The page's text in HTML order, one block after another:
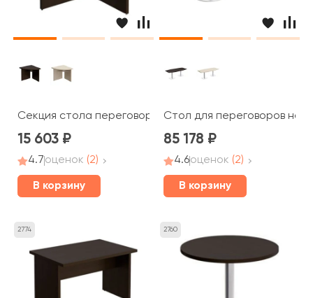
Секция стола переговоров угловая 80x80x75 Born
15 603
4.7оценок (2)
В корзину
Стол для переговоров на
85 178
4.6оценок (2)
В корзину
2774 2760